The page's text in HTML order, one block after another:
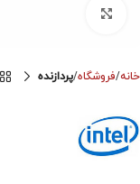
خانه فروشگاه پردازنده